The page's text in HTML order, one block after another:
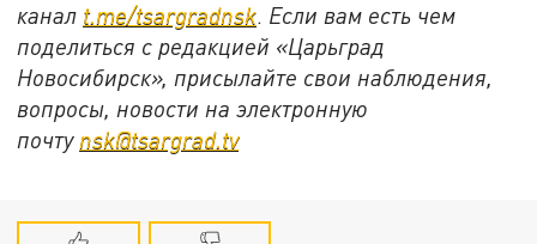
канал t.me/tsargradnsk. Если вам есть чем
поделиться с редакцией «Царьград
Новосибирск», присылайте свои наблюдения,
вопросы, новости на электронную
почту nsk@tsargrad.tv